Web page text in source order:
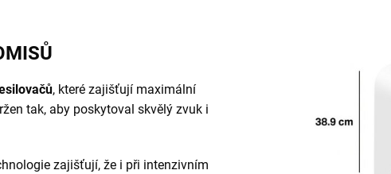
, které zajišťují maximální
tak, aby poskytoval skvělý zvuk i
zajišťují, že i při intenzivním